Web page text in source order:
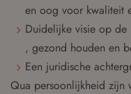
en oog voor kwaliteit
Duidelijke visie op de
, gezond houden en
Een juridische
Qua persoonlijkheid zijn